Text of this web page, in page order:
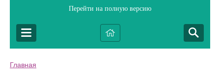
Перейти на полную версию
Главная